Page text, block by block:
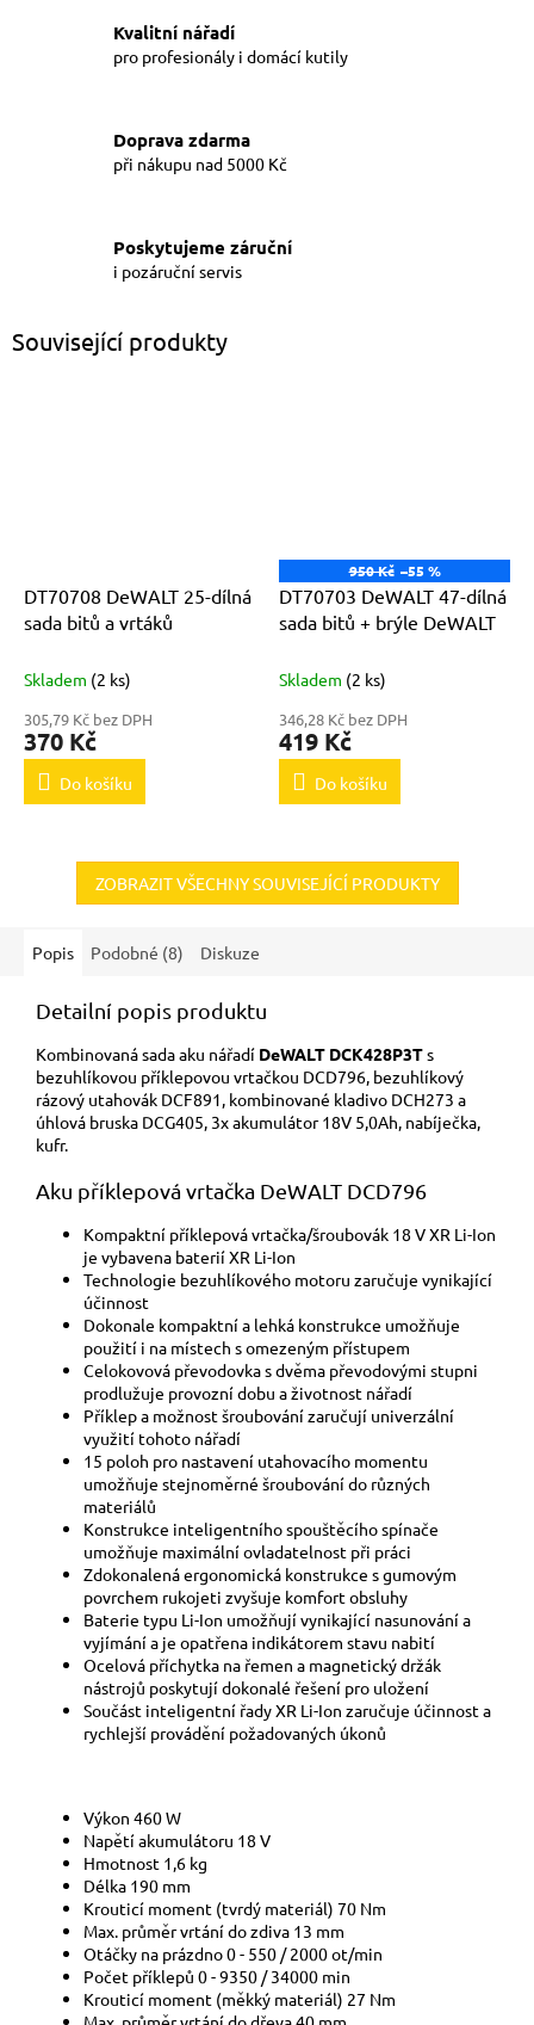
Kvalitní nářadí
pro profesionály i domácí kutily
Doprava zdarma
při nákupu nad 5000 Kč
Poskytujeme záruční
i pozáruční servis
Související produkty
DT70708 DeWALT 25-dílná
sada bitů a vrtáků
Skladem (2 ks)
305,79 Kč bez DPH
370 Kč
Do košíku
950 Kč –55 %
DT70703 DeWALT 47-dílná
sada bitů + brýle DeWALT
Skladem (2 ks)
346,28 Kč bez DPH
419 Kč
Do košíku
ZOBRAZIT VŠECHNY SOUVISEJÍCÍ PRODUKTY
Popis Podobné (8) Diskuze
Detailní popis produktu
Kombinovaná sada aku nářadí DeWALT DCK428P3Ts
bezuhlíkovou příklepovou vrtačkou DCD796, bezuhlíkový
rázový utahovák DCF891, kombinované kladivo DCH273 a
úhlová bruska DCG405, 3x akumulátor 18V 5,0Ah, nabíječka,
kufr.
Aku příklepová vrtačka DeWALT DCD796
Kompaktní příklepová vrtačka/šroubovák 18 V XR Li-Ion
je vybavena baterií XR Li-Ion
Technologie bezuhlíkového motoru zaručuje vynikající
účinnost
Dokonale kompaktní a lehká konstrukce umožňuje
použití i na místech s omezeným přístupem
Celokovová převodovka s dvěma převodovými stupni
prodlužuje provozní dobu a životnost nářadí
Příklep a možnost šroubování zaručují univerzální
využití tohoto nářadí
15 poloh pro nastavení utahovacího momentu
umožňuje stejnoměrné šroubování do různých
materiálů
Konstrukce inteligentního spouštěcího spínače
umožňuje maximální ovladatelnost při práci
Zdokonalená ergonomická konstrukce s gumovým
povrchem rukojeti zvyšuje komfort obsluhy
Baterie typu Li-Ion umožňují vynikající nasunování a
vyjímání a je opatřena indikátorem stavu nabití
Ocelová příchytka na řemen a magnetický držák
nástrojů poskytují dokonalé řešení pro uložení
Součást inteligentní řady XR Li-Ion zaručuje účinnost a
rychlejší provádění požadovaných úkonů
Výkon 460 W
Napětí akumulátoru 18 V
Hmotnost 1,6 kg
Délka 190 mm
Krouticí moment (tvrdý materiál) 70 Nm
Max. průměr vrtání do zdiva 13 mm
Otáčky na prázdno 0 - 550 / 2000 ot/min
Počet příklepů 0 - 9350 / 34000 min
Krouticí moment (měkký materiál) 27 Nm